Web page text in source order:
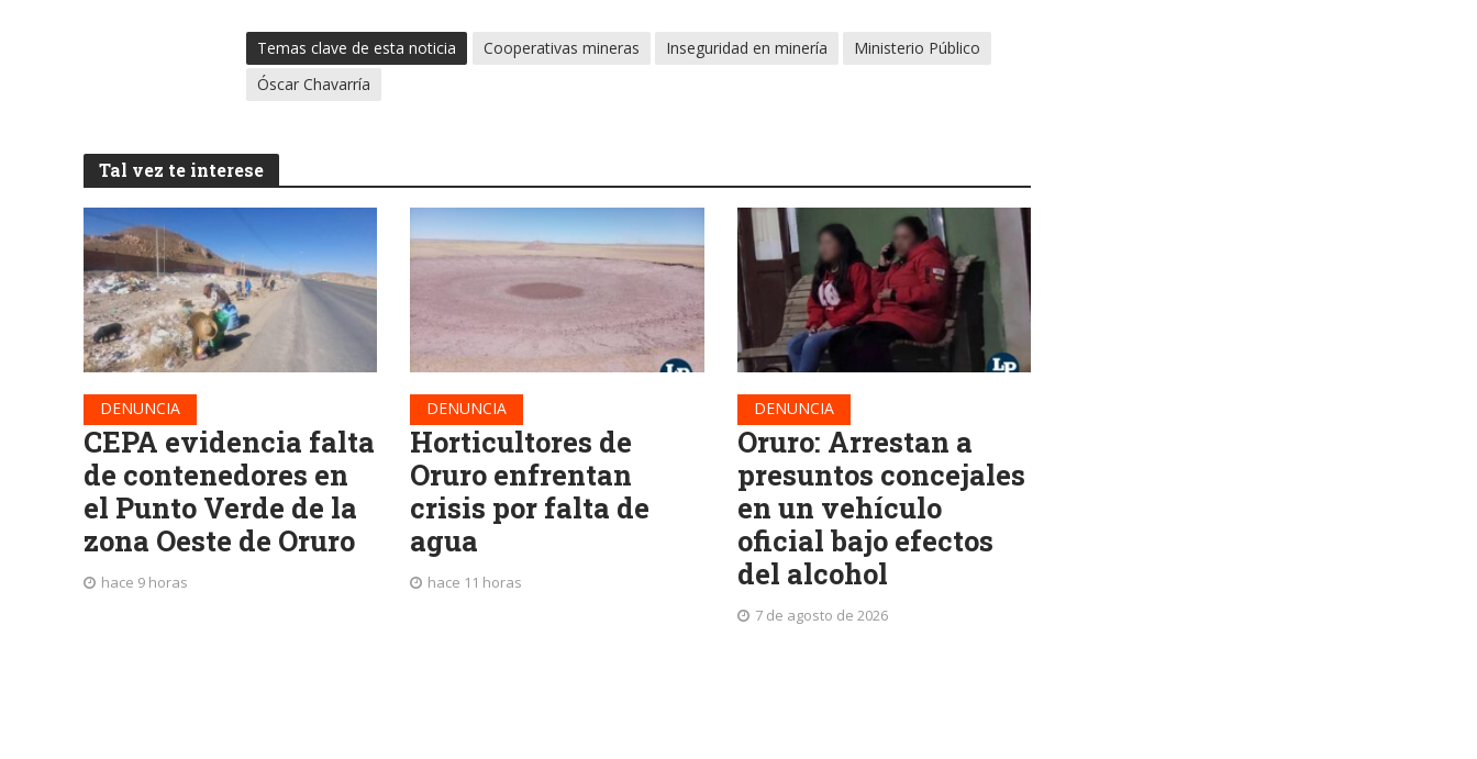
Temas clave de esta noticia Cooperativas mineras Inseguridad en minería
Ministerio Público
Óscar Chavarría
Tal vez te interese
DENUNCIA
CEPA evidencia falta
de contenedores en
el Punto Verde de la
zona Oeste de Oruro
hace 9 horas
DENUNCIA
Horticultores de
Oruro enfrentan
crisis por falta de
agua
hace 11 horas
DENUNCIA
Oruro: Arrestan a
presuntos concejales
en un vehículo
oficial bajo efectos
del alcohol
7 de agosto de 2026